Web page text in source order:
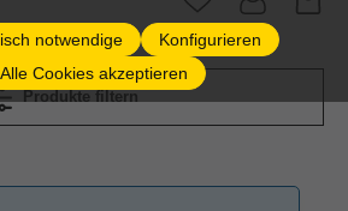
Produkte filtern
notwendige
Konfigurieren
Alle Cookies akzeptieren